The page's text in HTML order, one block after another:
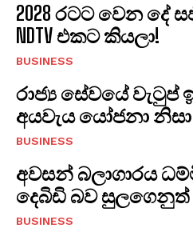
2028 රටට වෙන දේ
NDTV එකට කියලා!
BUSINESS
රාජ්‍ය සේවයේ වැටුප්
අයවැය යෝජනා
BUSINESS
අවසන් බලාගාරය
දෙබිඩි බව
BUSINESS